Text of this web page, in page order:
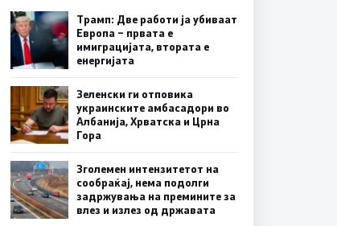
Трамп: Две работи ја убиваат
Европа – првата е
имиграцијата, втората е
енергијата
Зеленски ги отповика
украинските амбасадори во
Албанија, Хрватска и Црна
Гора
Зголемен интензитетот на
сообраќај, нема подолги
задржувања на премините за
влез и излез од државата